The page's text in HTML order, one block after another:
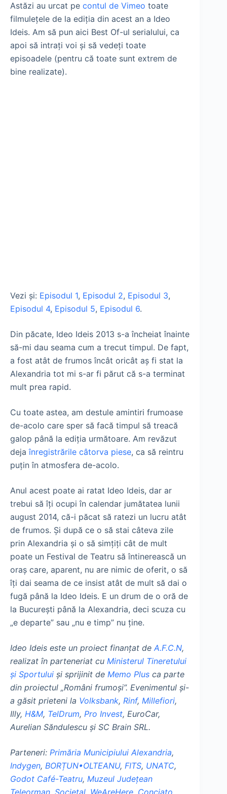
Astăzi au urcat pe contul de Vimeo toate
filmuleţele de la ediţia din acest an a Ideo
Ideis. Am să pun aici Best Of-ul serialului, ca
apoi să intraţi voi şi să vedeţi toate
episoadele (pentru că toate sunt extrem de
bine realizate).
Vezi şi: Episodul 1, Episodul 2, Episodul 3,
Episodul 4, Episodul 5, Episodul 6.
Din păcate, Ideo Ideis 2013 s-a încheiat înainte
să-mi dau seama cum a trecut timpul. De fapt,
a fost atât de frumos încât oricât aş fi stat la
Alexandria tot mi s-ar fi părut că s-a terminat
mult prea rapid.
Cu toate astea, am destule amintiri frumoase
de-acolo care sper să facă timpul să treacă
galop până la ediţia următoare. Am revăzut
dejaînregistrările câtorva piese, ca să reintru
puţin în atmosfera de-acolo.
Anul acest poate ai ratat Ideo Ideis, dar ar
trebui să îţi ocupi în calendar jumătatea lunii
august 2014, că-i păcat să ratezi un lucru atât
de frumos. Şi după ce o să stai câteva zile
prin Alexandria şi o să simţiţi cât de mult
poate un Festival de Teatru să întinerească un
oraş care, aparent, nu are nimic de oferit, o să
îţi dai seama de ce insist atât de mult să dai o
fugă până la Ideo Ideis. E un drum de o oră de
la Bucureşti până la Alexandria, deci scuza cu
„e departe” sau „nu e timp” nu ţine.
Ideo Ideis este un proiect finanţat de A.F.C.N,
realizat în parteneriat cu Ministerul Tineretului
și Sportului şi sprijinit de Memo Plus ca parte
din proiectul „Români frumoşi”. Evenimentul și-
a găsit prieteni la Volksbank, Rinf, Millefiori,
Illy, H&M, TelDrum, Pro Invest, EuroCar,
Aurelian Săndulescu și SC Brain SRL.
Parteneri: Primăria Municipiului Alexandria,
Indygen, BORȚUN•OLTEANU, FITS, UNATC,
Godot Café-Teatru, Muzeul Județean